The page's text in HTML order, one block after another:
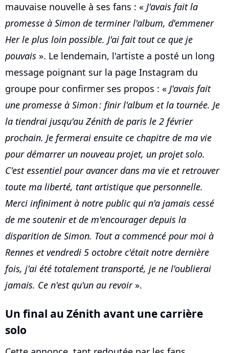
mauvaise nouvelle à ses fans : « J'avais fait la
promesse à Simon de terminer l'album, d'emmener
Her le plus loin possible. J'ai fait tout ce que je
pouvais ». Le lendemain, l'artiste a posté un long
message poignant sur la page Instagram du
groupe pour confirmer ses propos : « J'avais fait
une promesse à Simon : finir l'album et la tournée. Je
la tiendrai jusqu'au Zénith de paris le 2 février
prochain. Je fermerai ensuite ce chapitre de ma vie
pour démarrer un nouveau projet, un projet solo.
C'est essentiel pour avancer dans ma vie et retrouver
toute ma liberté, tant artistique que personnelle.
Merci infiniment à notre public qui n'a jamais cessé
de me soutenir et de m'encourager depuis la
disparition de Simon. Tout a commencé pour moi à
Rennes et vendredi 5 octobre c'était notre dernière
fois, j'ai été totalement transporté, je ne l'oublierai
jamais. Ce n'est qu'un au revoir».
Un final au Zénith avant une carrière
solo